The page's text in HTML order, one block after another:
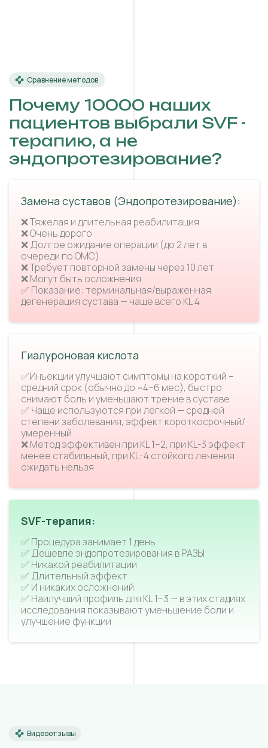
Сравнение методов
Почему 10000 наших
пациентов выбрали SVF -
терапию, а не
эндопротезирование?
Замена суставов (Эндопротезирование):
❌ Тяжелая и длительная реабилитация
❌ Очень дорого
❌ Долгое ожидание операции (до 2 лет в
очереди по ОМС)
❌ Требует повторной замены через 10 лет
❌ Могут быть осложнения
✅ Показание: терминальная/выраженная
дегенерация сустава — чаще всего KL 4
Гиалуроновая кислота
✅Инъекции улучшают симптомы на короткий –
средний срок (обычно до ~4–6 мес), быстро
снимают боль и уменьшают трение в суставе
✅ Чаще используются при лёгкой — средней
степени заболевания, эффект короткосрочный/
умеренный
❌ Метод эффективен при KL 1–2, при KL-3 эффект
менее стабильный, при KL-4 стойкого лечения
ожидать нельзя
SVF-терапия:
✅ Процедура занимает 1 день
✅ Дешевле эндопротезирования в РАЗЫ
✅ Никакой реабилитации
✅ Длительный эффект
✅ И никаких осложнений
✅ Наилучший профиль для KL 1–3 — в этих стадиях
исследования показывают уменьшение боли и
улучшение функции
Видеоотзывы